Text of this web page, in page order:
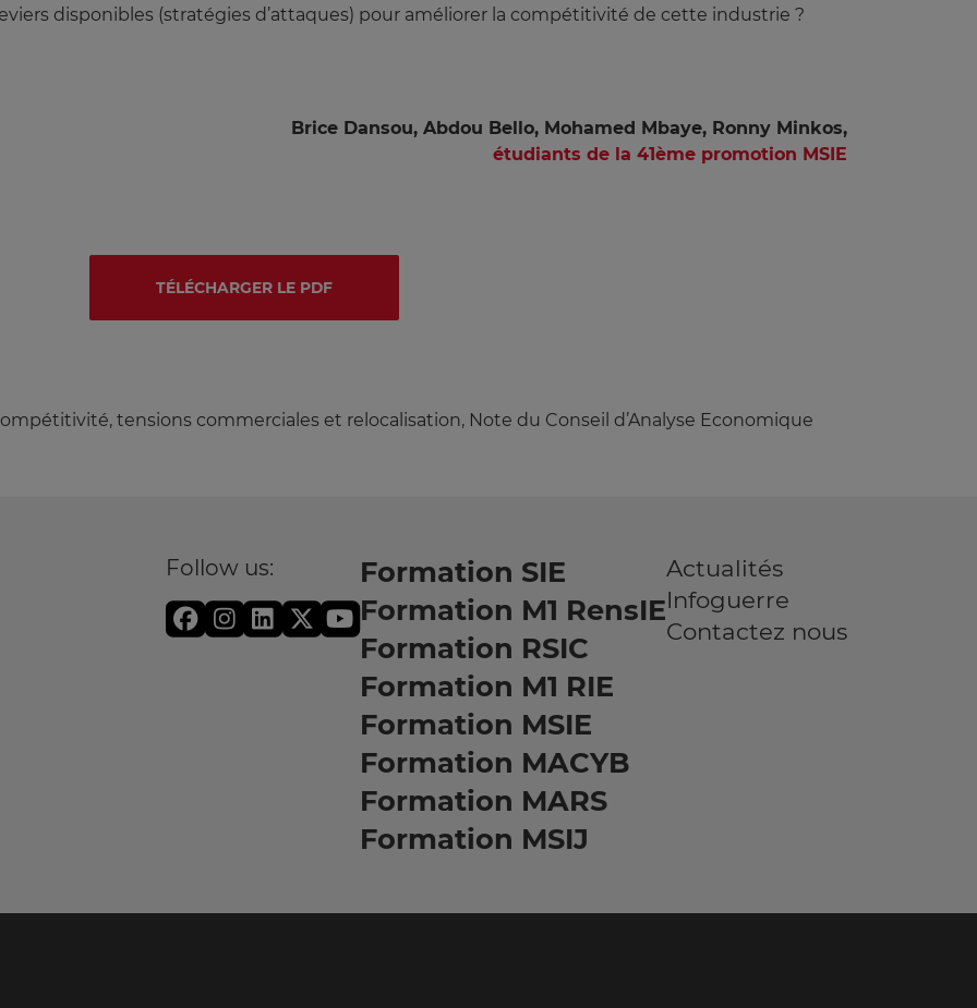
disponibles (stratégies d’attaques) pour améliorer la compétitivité de cette industrie ?
Brice Dansou, Abdou Bello, Mohamed Mbaye, Ronny Minkos,
étudiants de la 41ème promotion MSIE
TÉLÉCHARGER LE PDF
tensions commerciales et relocalisation, Note du Conseil d’Analyse Economique
Follow us:
Formation SIE
Formation M1 RensIE
Formation RSIC
Formation M1 RIE
Formation MSIE
Formation MACYB
Formation MARS
Formation MSIJ
Actualités
Infoguerre
Contactez nous